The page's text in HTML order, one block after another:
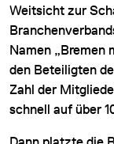
Weitsicht zur
Namen „Bremen
den Beteiligten
Zahl der
schnell auf über